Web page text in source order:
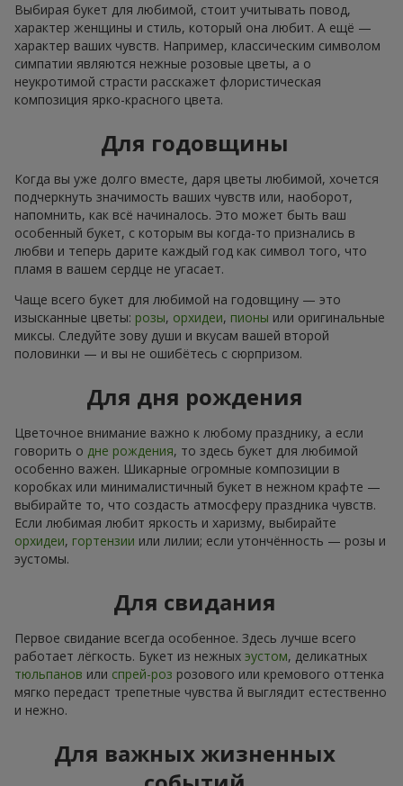
Выбирая букет для любимой, стоит учитывать повод,
характер женщины и стиль, который она любит. А ещё —
характер ваших чувств. Например, классическим символом
симпатии являются нежные розовые цветы, а о
неукротимой страсти расскажет флористическая
композиция ярко-красного цвета.
Для годовщины
Когда вы уже долго вместе, даря цветы любимой, хочется
подчеркнуть значимость ваших чувств или, наоборот,
напомнить, как всё начиналось. Это может быть ваш
особенный букет, с которым вы когда-то признались в
любви и теперь дарите каждый год как символ того, что
пламя в вашем сердце не угасает.
Чаще всего букет для любимой на годовщину — это
изысканные цветы: розы, орхидеи, пионы или оригинальные
миксы. Следуйте зову души и вкусам вашей второй
половинки — и вы не ошибётесь с сюрпризом.
Для дня рождения
Цветочное внимание важно к любому празднику, а если
говорить о дне рождения, то здесь букет для любимой
особенно важен. Шикарные огромные композиции в
коробках или минималистичный букет в нежном крафте —
выбирайте то, что создасть атмосферу праздника чувств.
Если любимая любит яркость и харизму, выбирайте
орхидеи, гортензии или лилии; если утончённость — розы и
эустомы.
Для свидания
Первое свидание всегда особенное. Здесь лучше всего
работает лёгкость. Букет из нежных эустом, деликатных
тюльпанов или спрей-роз розового или кремового оттенка
мягко передаст трепетные чувства й выглядит естественно
и нежно.
Для важных жизненных